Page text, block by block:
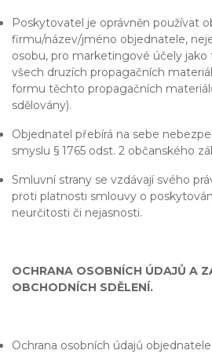
Poskytovatel je oprávněn používat
firmu/název/jméno objednatele,
osobu, pro marketingové účely jako
všech druzích propagačních
formu těchto propagačních
sdělovány).
Objednatel přebírá na sebe
smyslu § 1765 odst. 2 občanského
Smluvní strany se vzdávají svého
proti platnosti smlouvy o
neurčitosti či nejasnosti.
OCHRANA OSOBNÍCH ÚDAJŮ A
OBCHODNÍCH SDĚLENÍ.
Ochrana osobních údajů